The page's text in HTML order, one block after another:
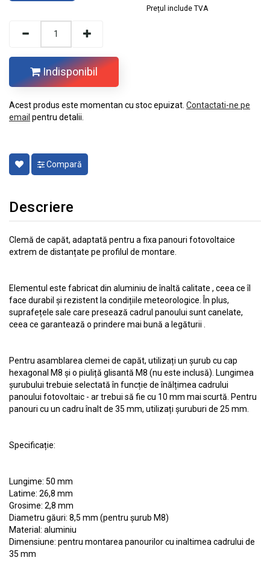
Prețul include TVA
Indisponibil
Acest produs este momentan cu stoc epuizat. Contactati-ne pe
email pentru detalii.
Compară
Descriere
Clemă de capăt, adaptată pentru a fixa panouri fotovoltaice
extrem de distanțate pe profilul de montare.
Elementul este fabricat din aluminiu de înaltă calitate , ceea ce îl
face durabil și rezistent la condițiile meteorologice. În plus,
suprafețele sale care presează cadrul panoului sunt canelate,
ceea ce garantează o prindere mai bună a legăturii .
Pentru asamblarea clemei de capăt, utilizați un șurub cu cap
hexagonal M8 și o piuliță glisantă M8 (nu este inclusă). Lungimea
șurubului trebuie selectată în funcție de înălțimea cadrului
panoului fotovoltaic - ar trebui să fie cu 10 mm mai scurtă. Pentru
panouri cu un cadru înalt de 35 mm, utilizați șuruburi de 25 mm.
Specificație:
Lungime: 50 mm
Latime: 26,8 mm
Grosime: 2,8 mm
Diametru găuri: 8,5 mm (pentru șurub M8)
Material: aluminiu
Dimensiune: pentru montarea panourilor cu inaltimea cadrului de
35 mm